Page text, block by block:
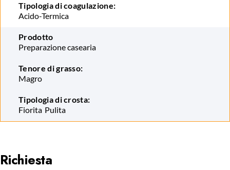
Tipologia di coagulazione:
Acido-Termica
Prodotto
Preparazione casearia
Tenore di grasso:
Magro
Tipologia di crosta:
Fiorita Pulita
Richiesta